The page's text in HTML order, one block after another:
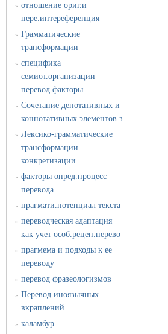
» отношение ориг.и
пере.интереференция
» Грамматические
трансформации
» специфика
семиот.организации
перевод.факторы
» Сочетание денотативных и
коннотативных элементов з
» Лексико-грамматические
трансформации
конкретизации
» факторы опред.процесс
перевода
» прагмати.потенциал текста
» переводческая адаптация
как учет особ.рецеп.перево
» прагмема и подходы к ее
переводу
» перевод фразеологизмов
» Перевод иноязычных
вкраплений
» каламбур